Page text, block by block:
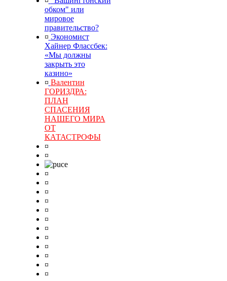
обком" или
мировое
правительство?
¤ Экономист
Хайнер Флассбек:
«Мы должны
закрыть это
казино»
¤ Валентин
ГОРИЗДРА:
ПЛАН
СПАСЕНИЯ
НАШЕГО МИРА
ОТ
КАТАСТРОФЫ
¤
¤
¤
¤
¤
¤
¤
¤
¤
¤
¤
¤
¤
¤